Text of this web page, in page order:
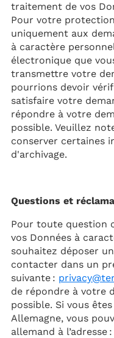
traitement de vos
Pour votre
uniquement aux
à caractère
électronique que
transmettre votre
pourrions devoir
satisfaire votre
répondre à votre
possible. Veuillez
conserver certaines
d'archivage.
Questions et
Pour toute question
vos Données à
souhaitez déposer
contacter dans un
suivante :
de répondre à votre
possible. Si vous
Allemagne, vous
allemand à l’adresse :